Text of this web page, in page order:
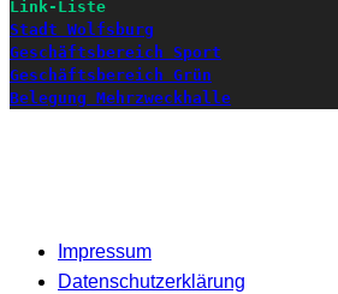
Link-Liste
Stadt Wolfsburg
Geschäftsbereich Sport
Geschäftsbereich Grün
Belegung Mehrzweckhalle
Impressum
Datenschutzerklärung